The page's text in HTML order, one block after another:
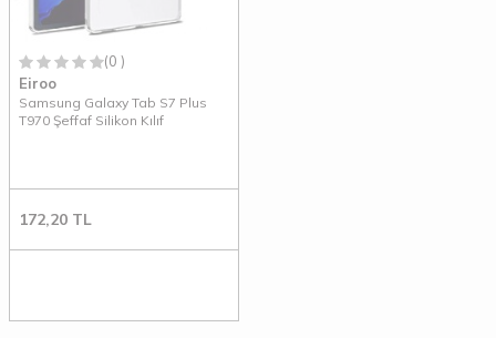
(0 )
Eiroo
Samsung Galaxy Tab S7 Plus
T970 Şeffaf Silikon Kılıf
172,20 TL